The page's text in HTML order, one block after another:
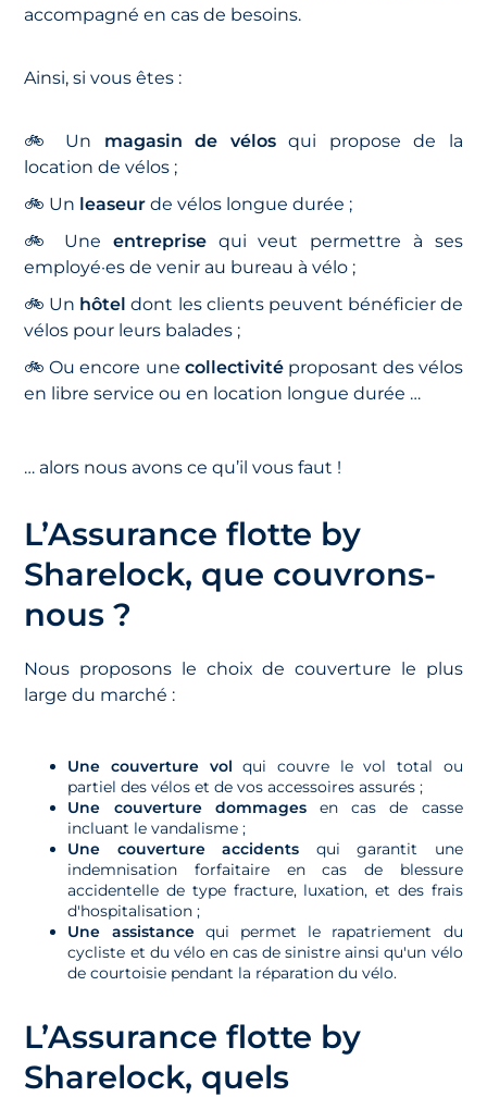
accompagné en cas de besoins.
Ainsi, si vous êtes :
🚲 Un magasin de vélosqui propose de la
location de vélos ;
🚲 Un leaseur de vélos longue durée ;
🚲 Une entreprisequi veut permettre à ses
employé·es de venir au bureau à vélo ;
🚲 Un hôtel dont les clients peuvent bénéficier de
vélos pour leurs balades ;
🚲 Ou encore une collectivitéproposant des vélos
en libre service ou en location longue durée …
… alors nous avons ce qu’il vous faut !
L’Assurance flotte by
Sharelock, que couvrons-
nous ?
Nous proposons le choix de couverture le plus
large du marché :
Une couverture vol qui couvre le vol total ou
partiel des vélos et de vos accessoires assurés ;
Une couverture dommagesen cas de casse
incluant le vandalisme ;
Une couverture accidents qui garantit une
indemnisation forfaitaire en cas de blessure
accidentelle de type fracture, luxation, et des frais
d'hospitalisation ;
Une assistancequi permet le rapatriement du
cycliste et du vélo en cas de sinistre ainsi qu'un vélo
de courtoisie pendant la réparation du vélo.
L’Assurance flotte by
Sharelock, quels